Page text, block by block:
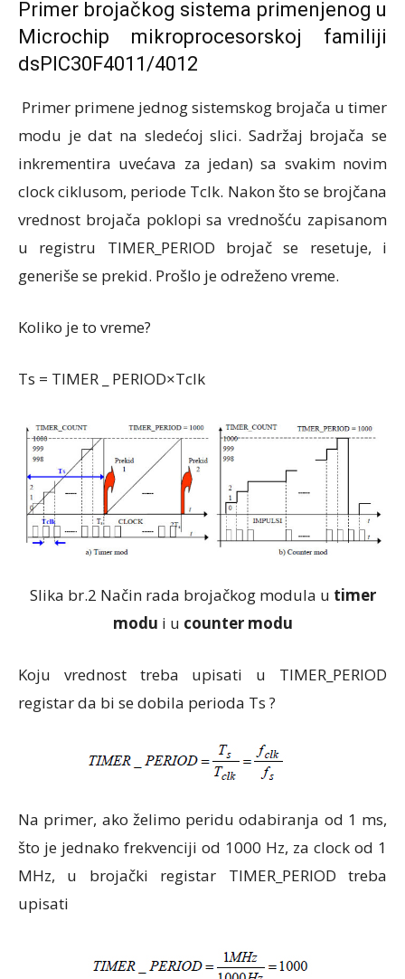
Primer brojačkog sistema primenjenog u
Microchip mikroprocesorskoj familiji
dsPIC30F4011/4012
Primer primene jednog sistemskog brojača u timer
modu je dat na sledećoj slici. Sadržaj brojača se
inkrementira uvećava za jedan) sa svakim novim
clock ciklusom, periode Tclk. Nakon što se brojčana
vrednost brojača poklopi sa vrednošću zapisanom
u registru TIMER_PERIOD brojač se resetuje, i
generiše se prekid. Prošlo je odreženo vreme.
Koliko je to vreme?
Ts = TIMER _ PERIOD×Tclk
Slika br.2 Način rada brojačkog modula u timer
modu i u counter modu
Koju vrednost treba upisati u TIMER_PERIOD
registar da bi se dobila perioda Ts ?
Na primer, ako želimo peridu odabiranja od 1 ms,
što je jednako frekvenciji od 1000 Hz, za clock od 1
MHz, u brojački registar TIMER_PERIOD treba
upisati